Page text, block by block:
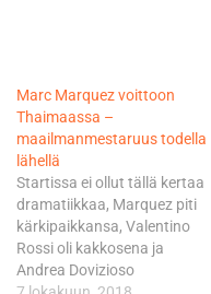
MotoGP.comilla. "Kaaduin
kolmesti. Jarrutuksessa tuli
ensin jotakin ihmeellistä
tärinää. Kolmas
kaatuminen…
Marc Marquez voittoon
Thaimaassa –
maailmanmestaruus todella
lähellä
Startissa ei ollut tällä kertaa
dramatiikkaa, Marquez piti
kärkipaikkansa, Valentino
Rossi oli kakkosena ja
Andrea Dovizioso